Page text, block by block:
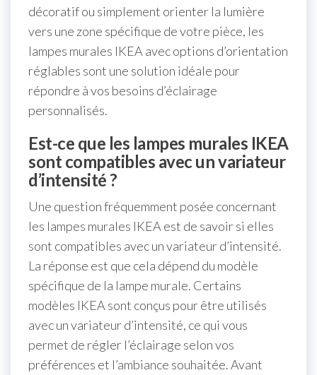
décoratif ou simplement orienter la lumière
vers une zone spécifique de votre pièce, les
lampes murales IKEA avec options d’orientation
réglables sont une solution idéale pour
répondre à vos besoins d’éclairage
personnalisés.
Est-ce que les lampes murales IKEA
sont compatibles avec un variateur
d’intensité ?
Une question fréquemment posée concernant
les lampes murales IKEA est de savoir si elles
sont compatibles avec un variateur d’intensité.
La réponse est que cela dépend du modèle
spécifique de la lampe murale. Certains
modèles IKEA sont conçus pour être utilisés
avec un variateur d’intensité, ce qui vous
permet de régler l’éclairage selon vos
préférences et l’ambiance souhaitée. Avant